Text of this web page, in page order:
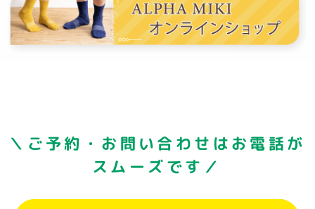
＼ご予約・お問い合わせはお電話が
スムーズです／